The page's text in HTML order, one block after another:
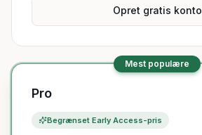
Opret gratis konto
Mest populære
Pro
Begrænset Early Access-pris